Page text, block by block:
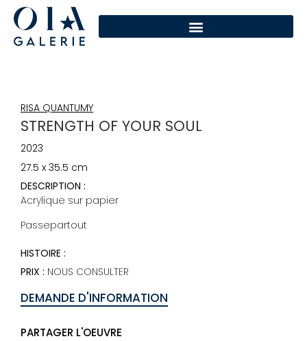
RISA QUANTUMY
STRENGTH OF YOUR SOUL
2023
27.5 x 35.5 cm
DESCRIPTION :
Acrylique sur papier
Passepartout
HISTOIRE :
PRIX : NOUS CONSULTER
DEMANDE D'INFORMATION
PARTAGER L'OEUVRE